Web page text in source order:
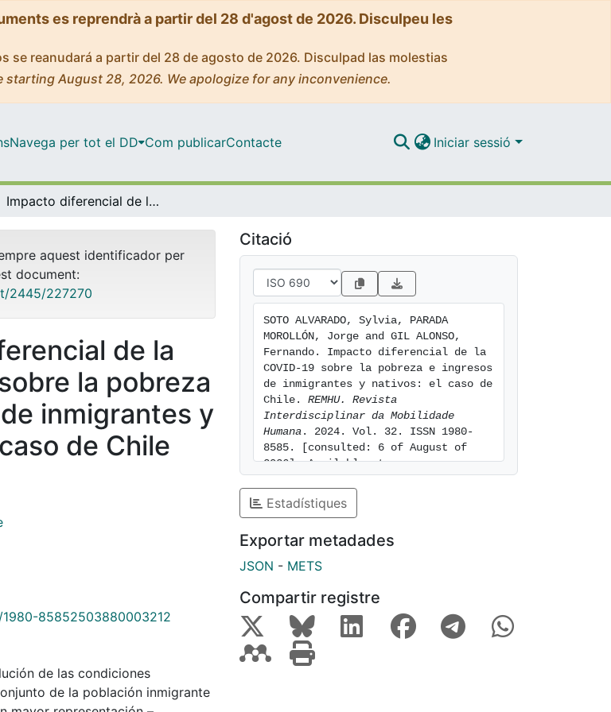
es reprendrà a partir del 28 d'agost de 2026. Disculpeu les
se reanudará a partir del 28 de agosto de 2026. Disculpad las molestias
August 28, 2026. We apologize for any inconvenience.
Navega per tot el DD Com publicarContacte Iniciar sessió
Impacto diferencial de la COVID-19 sobre la pobreza e ingresos de inmigrantes y nativos: el caso de Chile
aquest identificador per
document:
2445/227270
de la
la pobreza
inmigrantes y
de Chile
85852503880003212
de las condiciones
de la población inmigrante
Citació
SOTO ALVARADO, Sylvia, PARADA
MOROLLÓN, Jorge and GIL ALONSO,
Fernando. Impacto diferencial de la
COVID-19 sobre la pobreza e ingresos
de inmigrantes y nativos: el caso de
Chile. REMHU. Revista
Interdisciplinar da Mobilidade
Humana . 2024. Vol. 32. ISSN 1980-
8585. [consulted: 6 of August of
2026]. Available at:
Estadístiques
Exportar metadades
JSON - METS
Compartir registre